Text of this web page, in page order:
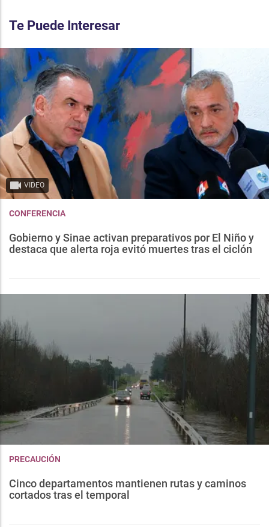
Te Puede Interesar
VIDEO
CONFERENCIA
Gobierno y Sinae activan preparativos por El Niño y
destaca que alerta roja evitó muertes tras el ciclón
PRECAUCIÓN
Cinco departamentos mantienen rutas y caminos
cortados tras el temporal